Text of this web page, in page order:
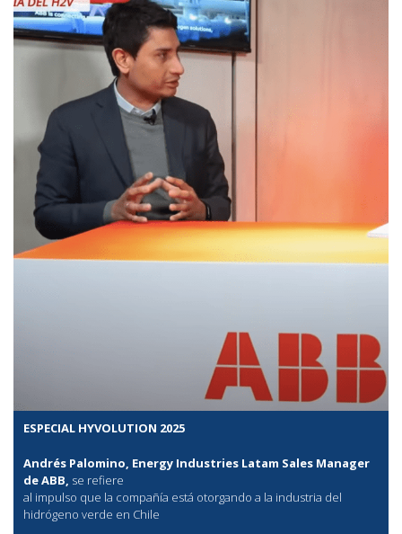
ESPECIAL HYVOLUTION 2025
Andrés Palomino, Energy Industries Latam Sales Manager
de ABB, se refiere
al impulso que la compañía está otorgando a la industria del
hidrógeno verde en Chile